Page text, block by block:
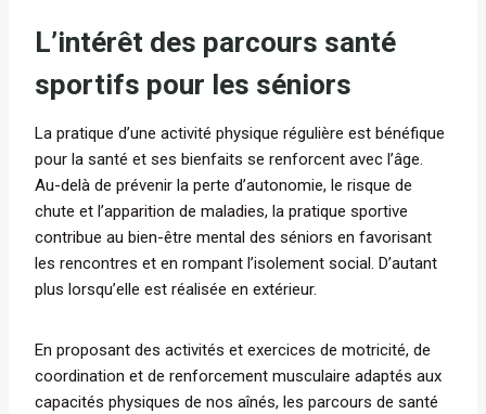
L’intérêt des parcours santé
sportifs pour les séniors
La pratique d’une activité physique régulière est bénéfique
pour la santé et ses bienfaits se renforcent avec l’âge.
Au-delà de prévenir la perte d’autonomie, le risque de
chute et l’apparition de maladies, la pratique sportive
contribue au bien-être mental des séniors en favorisant
les rencontres et en rompant l’isolement social. D’autant
plus lorsqu’elle est réalisée en extérieur.
En proposant des activités et exercices de motricité, de
coordination et de renforcement musculaire adaptés aux
capacités physiques de nos aînés, les parcours de santé